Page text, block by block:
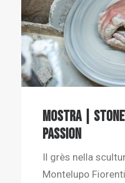
MOSTRA |
Passion
Il grès nella
Montelupo